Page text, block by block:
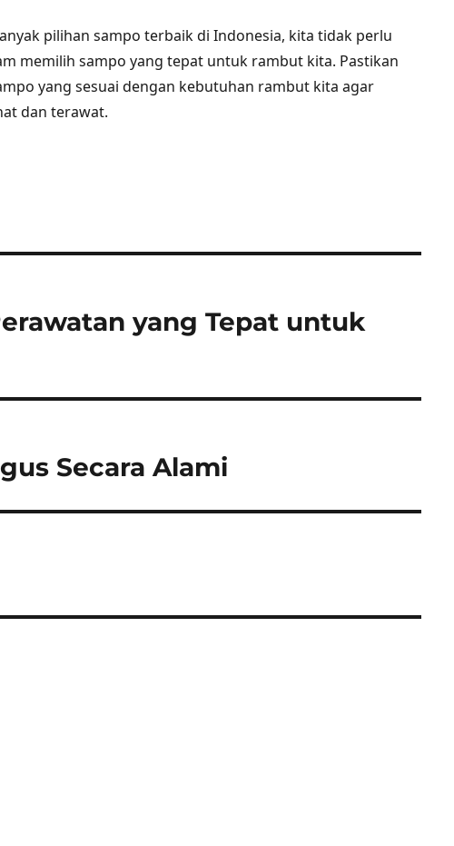
pilihan sampo terbaik di Indonesia, kita tidak perlu
memilih sampo yang tepat untuk rambut kita. Pastikan
yang sesuai dengan kebutuhan rambut kita agar
dan terawat.
yang Tepat untuk
Secara Alami